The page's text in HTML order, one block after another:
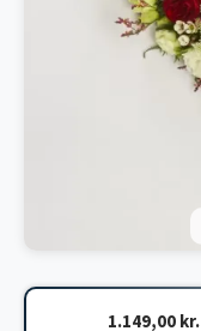
1.149,00 kr.